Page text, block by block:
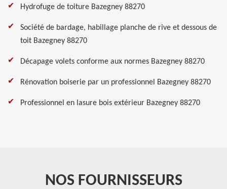
Hydrofuge de toiture Bazegney 88270
Société de bardage, habillage planche de rive et dessous de
toit Bazegney 88270
Décapage volets conforme aux normes Bazegney 88270
Rénovation boiserie par un professionnel Bazegney 88270
Professionnel en lasure bois extérieur Bazegney 88270
NOS FOURNISSEURS